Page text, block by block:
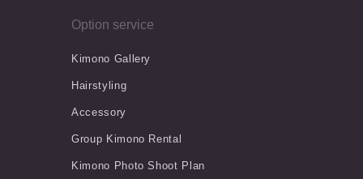
Option service
Kimono Gallery
Hairstyling
Accessory
Group Kimono Rental
Kimono Photo Shoot Plan